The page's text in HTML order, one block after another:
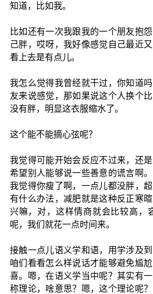
知道，比如我。
比如还有一次我跟我的一个朋友抱
己胖，哎呀，我好像感觉自己最近
看上去是有点儿。
我怎么觉得我曾经就干过，你知道
友来说感觉，那如果说这个人换个
没有胖，明显这衣服缩水了。
这个能不能摘心弦呢？
我觉得可能开始会反应不过来，还
希望别人能够说一些善意的谎言啊
我觉得你瘦了啊，一点儿都没胖，
有什么办法，减肥就是这种反正寒
兴嘛，对，这样情商就会比较高，
呢，我们就花一点时间来。
接触一点儿语义学和语，用学涉及
咱们看看怎么样说话才能够避免尴
喜。嗯，在语义学当中呢？其实有
称理论，啥意思？嗯，这个理论呢